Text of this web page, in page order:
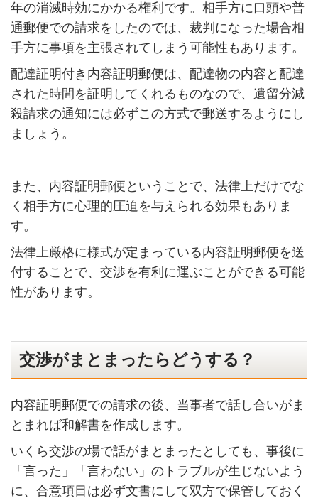
年の消滅時効にかかる権利です。相手方に口頭や普
通郵便での請求をしたのでは、裁判になった場合相
手方に事項を主張されてしまう可能性もあります。
配達証明付き内容証明郵便は、配達物の内容と配達
された時間を証明してくれるものなので、遺留分減
殺請求の通知には必ずこの方式で郵送するようにし
ましょう。
また、内容証明郵便ということで、法律上だけでな
く相手方に心理的圧迫を与えられる効果もありま
す。
法律上厳格に様式が定まっている内容証明郵便を送
付することで、交渉を有利に運ぶことができる可能
性があります。
交渉がまとまったらどうする？
内容証明郵便での請求の後、当事者で話し合いがま
とまれば和解書を作成します。
いくら交渉の場で話がまとまったとしても、事後に
「言った」「言わない」のトラブルが生じないよう
に、合意項目は必ず文書にして双方で保管しておく